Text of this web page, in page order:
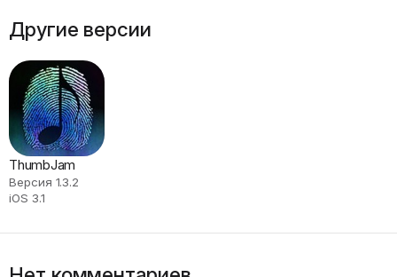
Другие версии
ThumbJam
Версия 1.3.2
iOS 3.1